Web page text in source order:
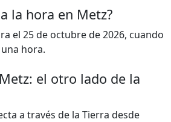
la hora en Metz?
el 25 de octubre de 2026, cuando
hora.
el otro lado de la
a través de la Tierra desde